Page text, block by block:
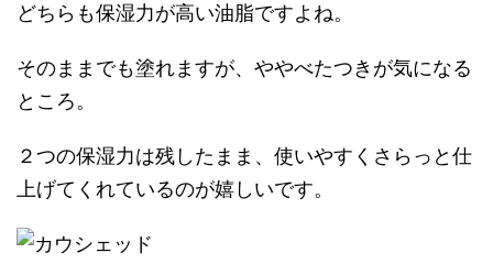
どちらも保湿力が高い油脂ですよね。
そのままでも塗れますが、ややべたつきが気になる
ところ。
２つの保湿力は残したまま、使いやすくさらっと仕
上げてくれているのが嬉しいです。